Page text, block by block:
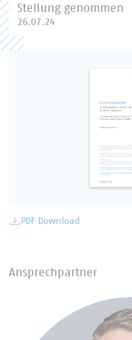
Stellung genommen
26.07.24
PDF Download
Ansprechpartner